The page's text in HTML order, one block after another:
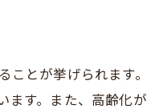
とが挙げられます
す。また、高齢化